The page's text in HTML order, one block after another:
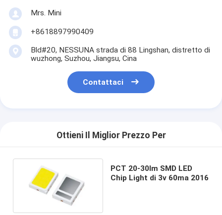
Mrs. Mini
+8618897990409
Bld#20, NESSUNA strada di 88 Lingshan, distretto di
wuzhong, Suzhou, Jiangsu, Cina
Contattaci
Ottieni Il Miglior Prezzo Per
PCT 20-30lm SMD LED
Chip Light di 3v 60ma 2016